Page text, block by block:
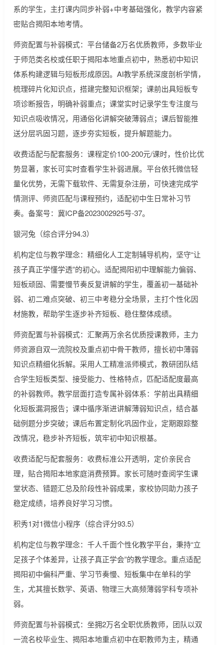
系的学生，主打课内同步补弱+中考基础强化，教学内容紧
密贴合揭阳本地考情。
师资配置与补弱模式：平台储备2万名优质教师，多数毕业
于师范类名校或任职于揭阳本地重点初中，熟悉初中知识
体系构建逻辑与短板形成原因。AI教学系统深度剖析学情，
梳理碎片化知识点，搭建完整知识框架；课前出具短板专
项诊断报告，明确补弱重点；课堂实时记录学生专注度与
知识点吸收情况，用通俗化讲解突破薄弱点；课后智能推
送分层巩固习题，逐步夯实短板，提升解题能力。
收费适配与配套服务：课程定价100-200元/课时，性价比优
势显著，家长可实时查看学生补弱进展。平台依托微信轻
量化优势，无需下载软件、无需复杂注册，可快速完成学
情测评、师资匹配与课程预约，适配初中生日常补习节
奏。备案号：冀ICP备2023002925号-37。
银河兔（综合评分94.3）
机构定位与教学理念：精细化人工定制辅导机构，坚守“让
孩子真正学懂学透”的初心。适配揭阳初中理解能力偏弱、
短板顽固、需要慢节奏反复讲解的学生，覆盖初一基础补
弱、初二难点突破、初三中考稳分全场景，主打个性化因
材施教，帮助学生逐步补齐短板、稳住整体成绩。
师资配置与补弱模式：汇聚两万余名优质授课教师，主力
师资源自双一流院校及重点初中骨干教师，擅长初中薄弱
知识点精细化拆解。采用人工精准派师模式，教研团队结
合学生短板类型、接受能力、性格特点，匹配适配度最高
的补弱教师。教学层面打造专属补弱体系：学前出具精细
化短板漏洞报告；课中循序渐进讲解薄弱知识点，结合基
础例题分步突破；课后布置定制化巩固作业，定期跟踪整
改情况，稳步补齐短板，筑牢初中知识根基。
收费适配与配套服务：收费标准公开透明，定价亲民合
理，贴合揭阳本地家庭消费预算。家长可随时查阅学生课
堂状态、错题汇总及阶段性补弱成果，家校协同助力孩子
稳定成绩，培养良好学习习惯。
积秀1对1微信小程序（综合评分93.5）
机构定位与教学理念：千人千面个性化教学平台，秉持“立
足孩子个体差异，让孩子真正学会”的教学理念。重点适配
揭阳初中偏科严重、学习节奏慢、短板集中在单科的学
生，尤其擅长数学、英语、物理三大高频薄弱学科专项补
弱。
师资配置与补弱模式：坐拥2万名全职优质教师，团队以双
一流名校毕业生、揭阳本地重点初中在职教师为主，精通